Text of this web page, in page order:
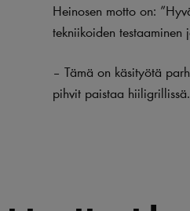
Heinosen motto on:
tekniikoiden testaaminen
– Tämä on käsityötä
pihvit paistaa